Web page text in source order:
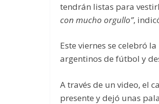
tendrán listas para
con mucho orgullo”,
Este viernes se celebró
argentinos de fútbol y
A través de un video, el
presente y dejó unas